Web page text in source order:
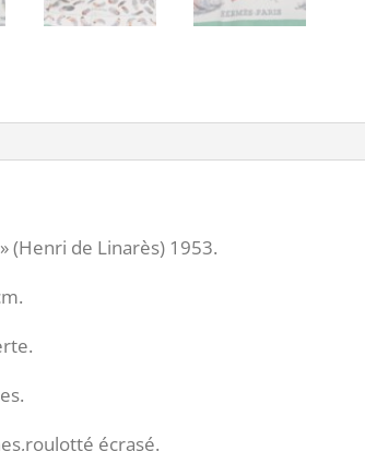
(Henri de Linarès) 1953.
écrasé.